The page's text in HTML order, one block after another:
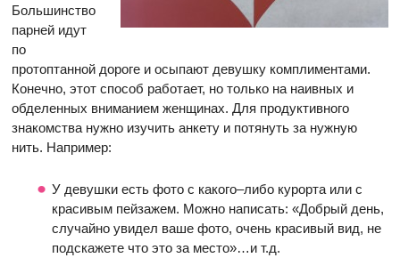
Большинство
парней идут
по
протоптанной дороге и осыпают девушку комплиментами.
Конечно, этот способ работает, но только на наивных и
обделенных вниманием женщинах. Для продуктивного
знакомства нужно изучить анкету и потянуть за нужную
нить. Например:
У девушки есть фото с какого–либо курорта или с
красивым пейзажем. Можно написать: «Добрый день,
случайно увидел ваше фото, очень красивый вид, не
подскажете что это за место»…и т.д.